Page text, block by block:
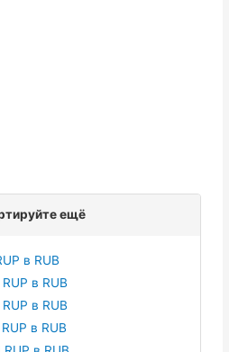
ещё
в RUB
в RUB
в RUB
в RUB